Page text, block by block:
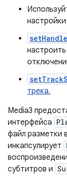
трека.
Media3
интерфейса
файл разметки
инкапсулирует
субтитров и